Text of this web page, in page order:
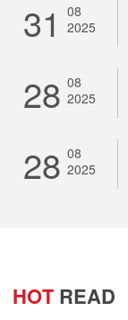
31
08
2025
28 08
2025
28 08
2025
HOTREAD